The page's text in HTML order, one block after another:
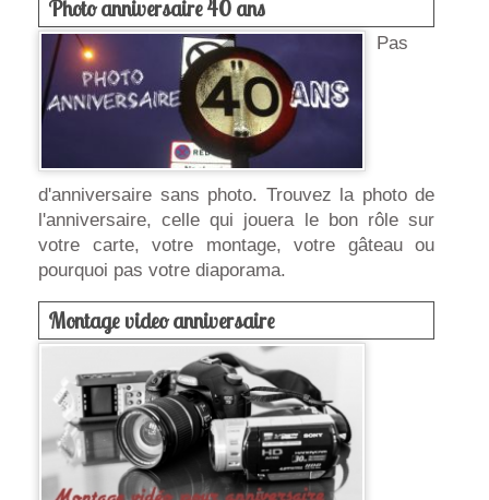
Photo anniversaire 40 ans
Pas
d'anniversaire sans photo. Trouvez la photo de
l'anniversaire, celle qui jouera le bon rôle sur
votre carte, votre montage, votre gâteau ou
pourquoi pas votre diaporama.
Montage video anniversaire